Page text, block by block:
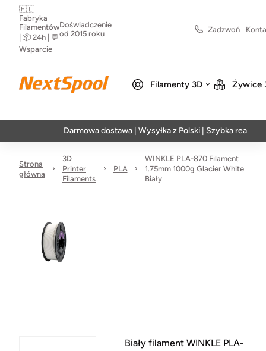
🇵🇱
Fabryka
Filamentów
| 📦 24h | 💬
Wsparcie
Doświadczenie
od 2015 roku
Zadzwoń
Filamenty 3D Żywice
Darmowa dostawa | Wysyłka z Polski | Szybka realizacja w 24h
Strona
główna
3D
Printer
Filaments
PLA
WINKLE PLA-870 Filament
1.75mm 1000g Glacier White
Biały
Biały filament WINKLE PLA-